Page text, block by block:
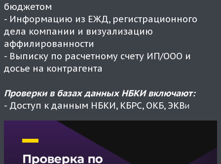
бюджетом
- Информацию из ЕЖД, регистрационного
дела компании и визуализацию
аффилированности
- Выписку по расчетному счету ИП/ООО и
досье на контрагента
Проверки в базах данных НБКИ включают:
- Доступ к данным НБКИ, КБРС, ОКБ, ЭКВИ